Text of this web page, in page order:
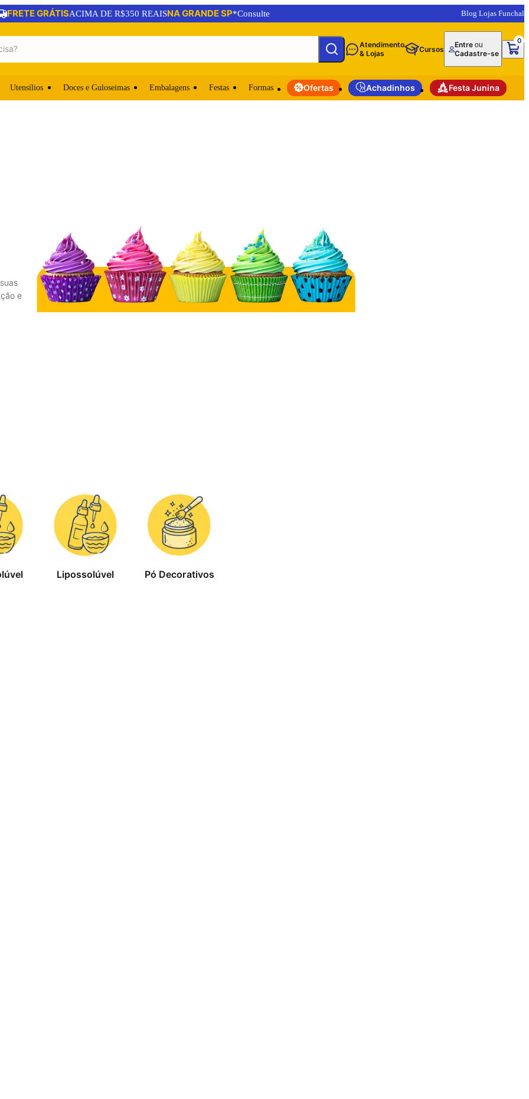
FRETE GRÁTISACIMA DE R$350 REAISNA GRANDE SP*Consulte Blog Lojas Funchal
Atendimento
& Lojas
Cursos Entreou
Cadastre-se
0
Utensílios Doces e Guloseimas Embalagens Festas Formas Ofertas Achadinhos Festa Junina
e
Lipossolúvel Pó Decorativos